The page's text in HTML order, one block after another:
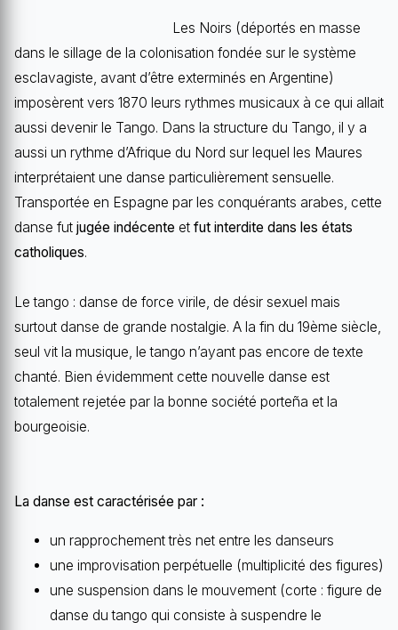
Les Noirs (déportés en masse
dans le sillage de la colonisation fondée sur le système
esclavagiste, avant d’être exterminés en Argentine)
imposèrent vers 1870 leurs rythmes musicaux à ce qui allait
aussi devenir le Tango. Dans la structure du Tango, il y a
aussi un rythme d’Afrique du Nord sur lequel les Maures
interprétaient une danse particulièrement sensuelle.
Transportée en Espagne par les conquérants arabes, cette
danse fut jugée indécente et fut interdite dans les états
catholiques.
Le tango : danse de force virile, de désir sexuel mais
surtout danse de grande nostalgie. A la fin du 19ème siècle,
seul vit la musique, le tango n’ayant pas encore de texte
chanté. Bien évidemment cette nouvelle danse est
totalement rejetée par la bonne société porteña et la
bourgeoisie.
La danse est caractérisée par :
un rapprochement très net entre les danseurs
une improvisation perpétuelle (multiplicité des figures)
une suspension dans le mouvement (corte : figure de
danse du tango qui consiste à suspendre le